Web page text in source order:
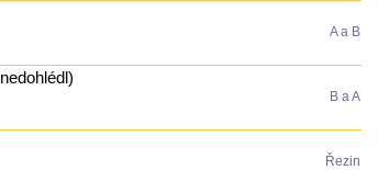
A a B
B a A
Řezin